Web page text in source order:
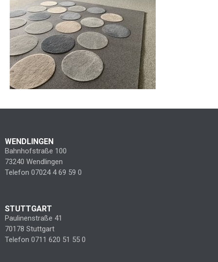
WENDLINGEN
Bahnhofstraße 100
73240 Wendlingen
Telefon 07024 4 69 59 0
STUTTGART
Paulinenstraße 41
70178 Stuttgart
Telefon 0711 620 51 55 0